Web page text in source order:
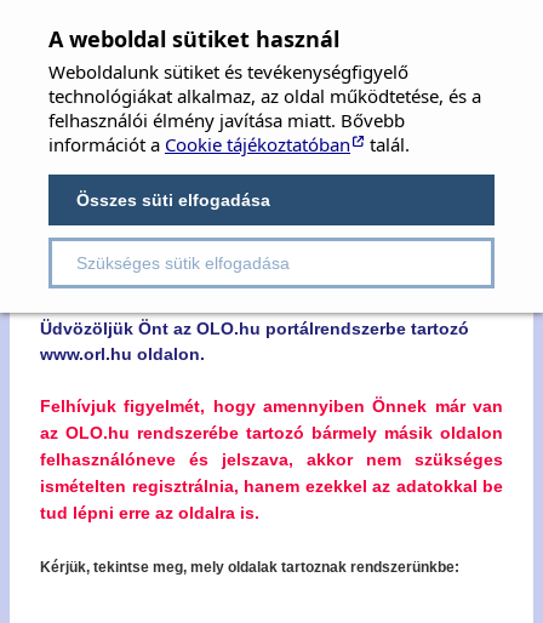
MFOE
MAGYAR FÜL-, ORR-, GÉGE ÉS FEJ-,
NYAKSEBÉSZ ORVOSOK EGYESÜLETE
Hungarian Society of Oto-Rhino-Laryngology,
Head & Neck Surgery
Kedves Látogatónk!
Üdvözöljük Önt az OLO.hu portálrendszerbe tartozó
www.orl.hu oldalon.
Felhívjuk figyelmét, hogy amennyiben Önnek már van
az OLO.hu rendszerébe tartozó bármely másik oldalon
felhasználóneve és jelszava, akkor nem szükséges
ismételten regisztrálnia, hanem ezekkel az adatokkal be
tud lépni erre az oldalra is.
Kérjük, tekintse meg, mely oldalak tartoznak rendszerünkbe:
A weboldal sütiket használ
Weboldalunk sütiket és tevékenységfigyelő
technológiákat alkalmaz, az oldal működtetése, és a
felhasználói élmény javítása miatt. Bővebb
információt a Cookie tájékoztatóban talál.
Összes süti elfogadása
Szükséges sütik elfogadása